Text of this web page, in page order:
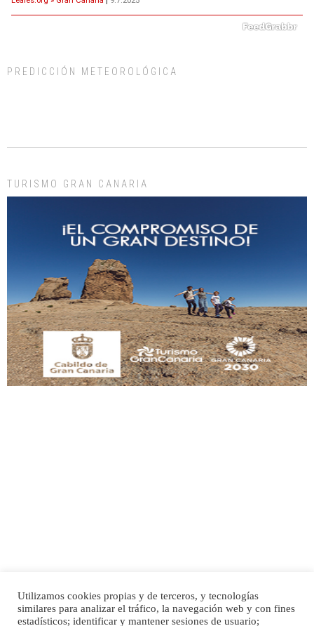
días, ella incluida...
Gato manso encontrado
Este gato macho ha aparecido en la calle hace menos de un mes, es muy
manso y extremadamente cari...
Leales.org » Gran Canaria | 9.7.2025
SHIBA PERDIDO AVDA JOSE MESA Y LOPEZ
PERRO MACHO RAZA SHIBA CON MICROCHIP PERDIDO HOY 06/07/2025 ZONA
PREDICCIÓN METEOROLÓGICA
TURISMO GRAN CANARIA
Utilizamos cookies propias y de terceros, y tecnologías
similares para analizar el tráfico, la navegación web y con fines
estadísticos; identificar y mantener sesiones de usuario;